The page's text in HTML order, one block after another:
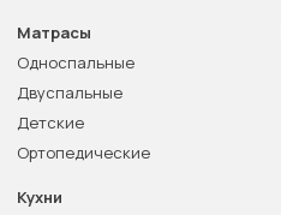
Матрасы
Односпальные
Двуспальные
Детские
Ортопедические
Кухни